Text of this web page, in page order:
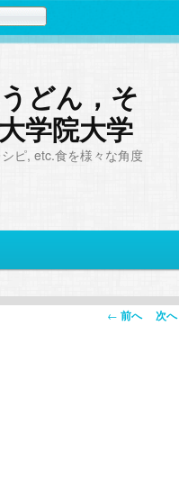
どん，そ
学院大学
ピ, etc.食を様々な角度
投
← 前へ 次へ